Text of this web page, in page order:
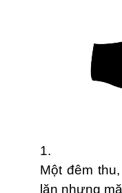
1.
Một đêm
lặn nhưng